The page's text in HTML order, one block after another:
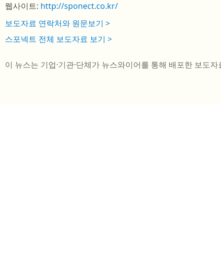
웹사이트: http://sponect.co.kr/
보도자료 연락처와 원문보기 >
스포넥트 전체 보도자료 보기 >
이 뉴스는 기업·기관·단체가 뉴스와이어를 통해 배포한 보도